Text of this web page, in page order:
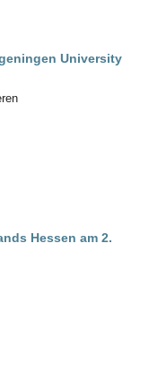
University
Hessen am 2.